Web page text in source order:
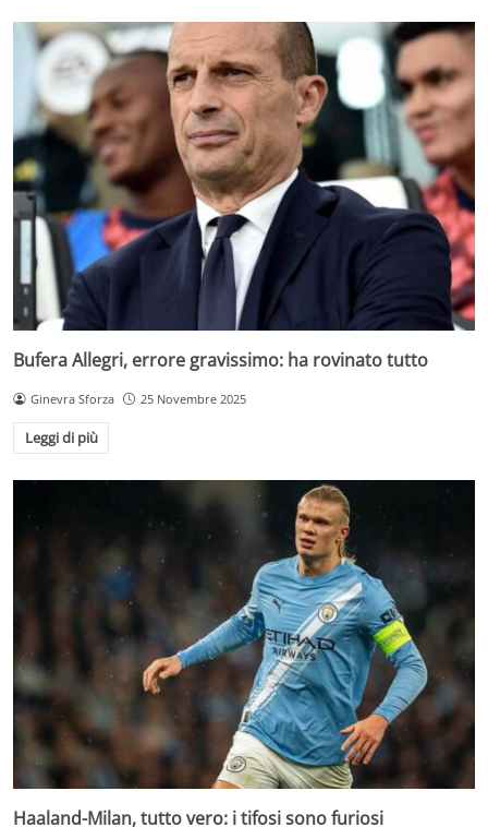
Bufera Allegri, errore gravissimo: ha rovinato tutto
Ginevra Sforza 25 Novembre 2025
Leggi di più
Haaland-Milan, tutto vero: i tifosi sono furiosi